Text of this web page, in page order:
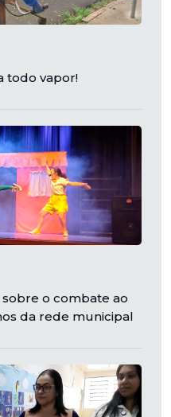
todo vapor!
o combate ao
da rede municipal